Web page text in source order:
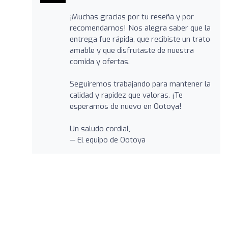
¡Muchas gracias por tu reseña y por
recomendarnos! Nos alegra saber que la
entrega fue rápida, que recibiste un trato
amable y que disfrutaste de nuestra
comida y ofertas.
Seguiremos trabajando para mantener la
calidad y rapidez que valoras. ¡Te
esperamos de nuevo en Ootoya!
Un saludo cordial,
— El equipo de Ootoya